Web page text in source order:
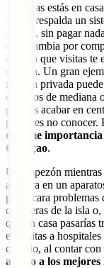
Mientras estás en
que te respalda un
acceso, sin pagar
cosa cambia por
destino que visitas te
distinta. Un gran
médica privada
en casos de mediana
podrías acabar en
prefieres no conocer.
enorme importancia
Curaçao.
Un tropezón
acabara en un
provocara problemas
carreteras de la isla
que en casa pasarías
en visitas a
cambio, al contar con
acceso a los